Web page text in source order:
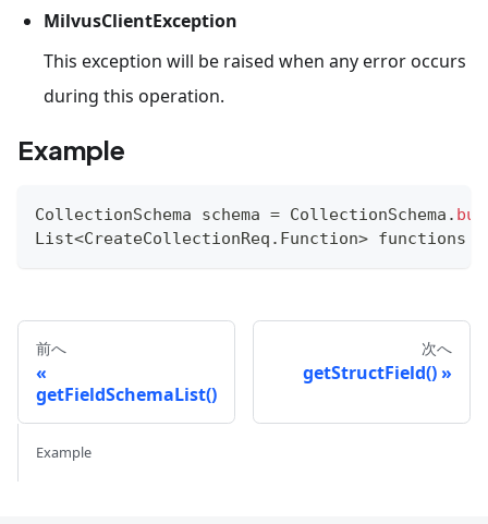
MilvusClientException
This exception will be raised when any error occurs
during this operation.
Example
CollectionSchema schema = CollectionSchema .
List<CreateCollectionReq . Function> functions
前へ
getFieldSchemaList()
次へ
getStructField()
Example